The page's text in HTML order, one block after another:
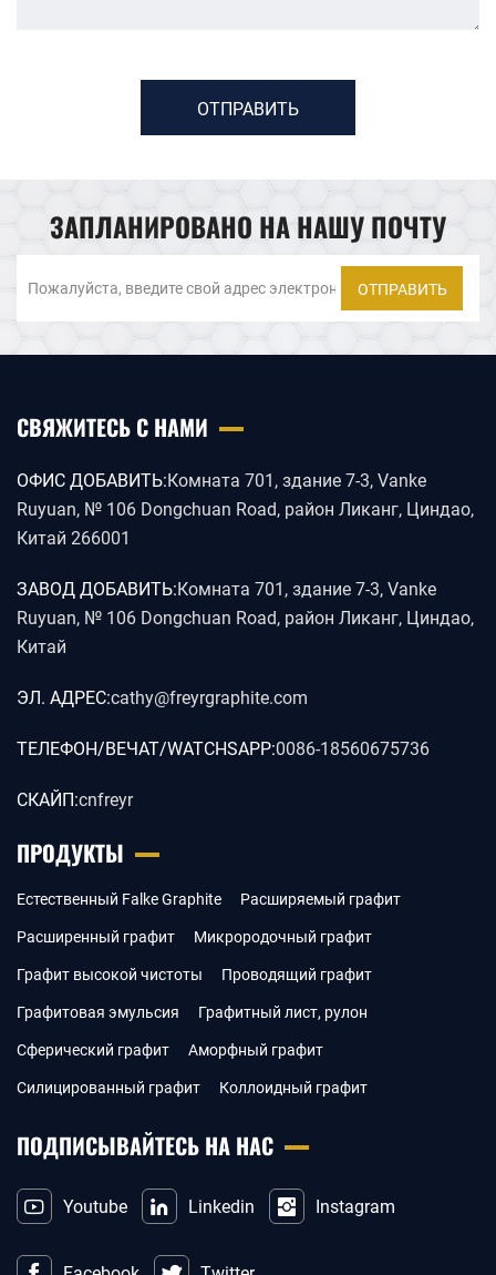
ОТПРАВИТЬ
ЗАПЛАНИРОВАНО НА НАШУ ПОЧТУ
ОТПРАВИТЬ
СВЯЖИТЕСЬ С НАМИ
ОФИС ДОБАВИТЬ:Комната 701, здание 7-3, Vanke
Ruyuan, № 106 Dongchuan Road, район Ликанг, Циндао,
Китай 266001
ЗАВОД ДОБАВИТЬ:Комната 701, здание 7-3, Vanke
Ruyuan, № 106 Dongchuan Road, район Ликанг, Циндао,
Китай
ЭЛ. АДРЕС:cathy@freyrgraphite.com
ТЕЛЕФОН/ВЕЧАТ/WATCHSAPP:0086-18560675736
СКАЙП:cnfreyr
ПРОДУКТЫ
Естественный Falke Graphite
Расширяемый графит
Расширенный графит
Микрородочный графит
Графит высокой чистоты
Проводящий графит
Графитовая эмульсия
Графитный лист, рулон
Сферический графит
Аморфный графит
Силицированный графит
Коллоидный графит
ПОДПИСЫВАЙТЕСЬ НА НАС
Youtube Linkedin Instagram